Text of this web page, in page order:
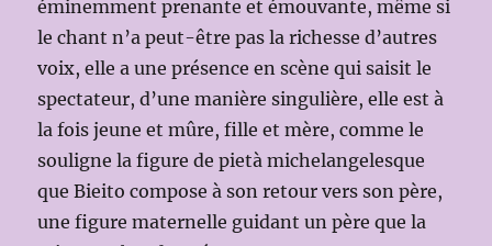
éminemment prenante et émouvante, même si
le chant n’a peut-être pas la richesse d’autres
voix, elle a une présence en scène qui saisit le
spectateur, d’une manière singulière, elle est à
la fois jeune et mûre, fille et mère, comme le
souligne la figure de pietà michelangelesque
que Bieito compose à son retour vers son père,
une figure maternelle guidant un père que la